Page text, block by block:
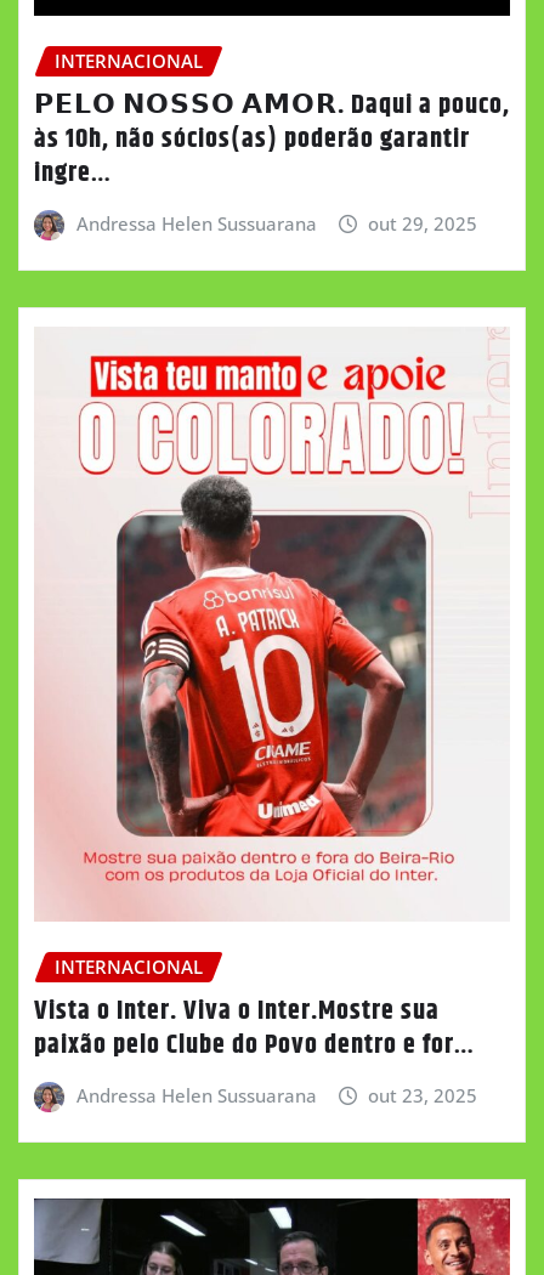
INTERNACIONAL
𝗣𝗘𝗟𝗢 𝗡𝗢𝗦𝗦𝗢 𝗔𝗠𝗢𝗥. Daqui a pouco,
às 10h, não sócios(as) poderão garantir
ingre…
Andressa Helen Sussuarana out 29, 2025
INTERNACIONAL
Vista o Inter. Viva o Inter.Mostre sua
paixão pelo Clube do Povo dentro e for…
Andressa Helen Sussuarana out 23, 2025